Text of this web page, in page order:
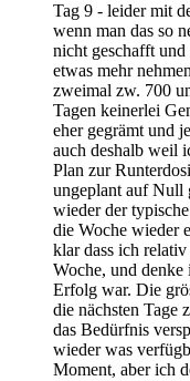
Tag 9 - leider mit
wenn man das so
nicht geschafft und
etwas mehr
zweimal zw. 700
Tagen keinerlei
eher gegrämt und
auch deshalb weil
Plan zur
ungeplant auf Null
wieder der
die Woche wieder
klar dass ich
Woche, und denke
Erfolg war. Die
die nächsten Tage
das Bedürfnis
wieder was
Moment, aber ich